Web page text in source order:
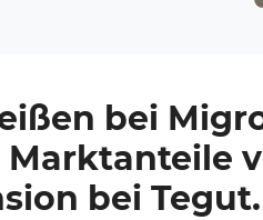
bei
Marktanteile
bei Tegut.